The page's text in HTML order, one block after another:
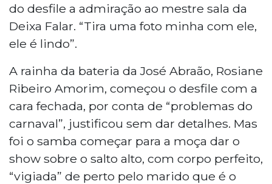
do desfile a admiração ao mestre sala da
Deixa Falar. “Tira uma foto minha com ele,
ele é lindo”.
A rainha da bateria da José Abraão, Rosiane
Ribeiro Amorim, começou o desfile com a
cara fechada, por conta de “problemas do
carnaval”, justificou sem dar detalhes. Mas
foi o samba começar para a moça dar o
show sobre o salto alto, com corpo perfeito,
“vigiada” de perto pelo marido que é o